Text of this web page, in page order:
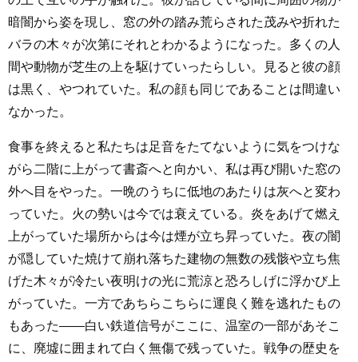
暗闇から姿を現し、窓の外の踏み荒らされた茂みや折れた
バラの木々が次第にそれとわかるようになった。多くの人
間や動物が芝生の上を駆けていったらしい。見ると彼の顔
は黒く、やつれていた。私の顔も同じであることは間違い
なかった。
食事を終えると私たちは足音をたてないように気をつけな
がら二階に上がって書斎へと向かい、私は再び開いた窓の
外へ目をやった。一晩のうちに低地のあたりは灰へと変わ
っていた。火の勢いは今では衰えている。炎をあげて燃え
上がっていた場所からは今は煙が立ち昇っていた。夜の闇
が隠していた焼けて崩れ落ちた建物の無数の残骸や立ち焦
げた木々が冷たい夜明けの光に荒涼と恐ろしげに浮かび上
がっていた。一方であちらこちらに運良く難を逃れたもの
もあった――白い鉄道信号がここに、温室の一部があそこ
に、廃墟に囲まれて白く無傷で残っていた。戦争の歴史を